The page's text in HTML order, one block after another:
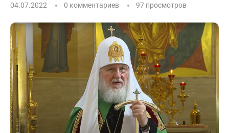
04.07.2022 0 комментариев 97 просмотров